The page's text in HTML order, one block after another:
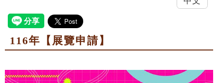
116年【展覽申請】